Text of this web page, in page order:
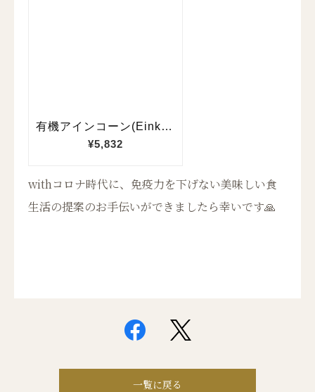
withコロナ時代に、免疫力を下げない美味しい食
生活の提案のお手伝いができましたら幸いです🙏
一覧に戻る